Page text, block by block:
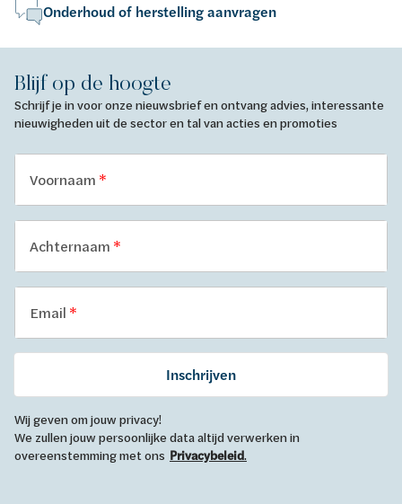
Onderhoud of herstelling aanvragen
Blijf op de hoogte
Schrijf je in voor onze nieuwsbrief en ontvang advies, interessante
nieuwigheden uit de sector en tal van acties en promoties
Voornaam
Achternaam
Email
Inschrijven
Wij geven om jouw privacy!
We zullen jouw persoonlijke data altijd verwerken in
overeenstemming met ons Privacybeleid.